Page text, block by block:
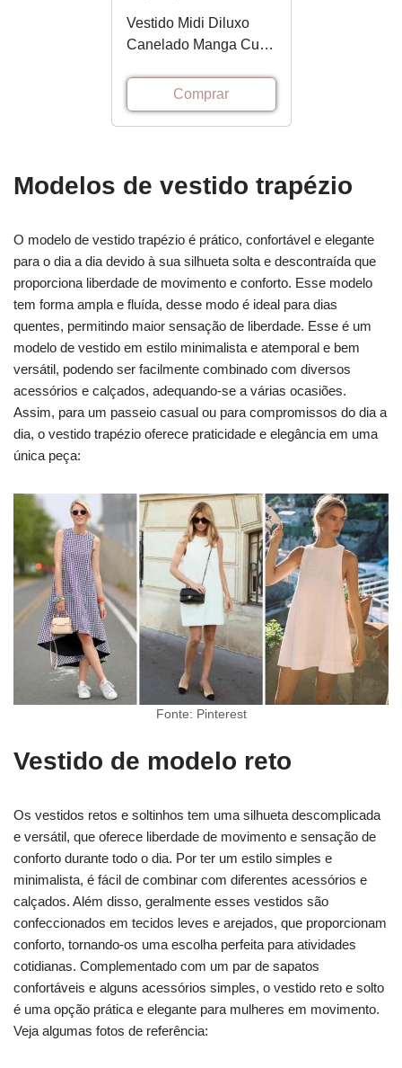
Vestido Midi Diluxo
Canelado Manga Curta
Comprar
Modelos de vestido trapézio
O modelo de vestido trapézio é prático, confortável e elegante
para o dia a dia devido à sua silhueta solta e descontraída que
proporciona liberdade de movimento e conforto. Esse modelo
tem forma ampla e fluída, desse modo é ideal para dias
quentes, permitindo maior sensação de liberdade. Esse é um
modelo de vestido em estilo minimalista e atemporal e bem
versátil, podendo ser facilmente combinado com diversos
acessórios e calçados, adequando-se a várias ocasiões.
Assim, para um passeio casual ou para compromissos do dia a
dia, o vestido trapézio oferece praticidade e elegância em uma
única peça:
Fonte: Pinterest
Vestido de modelo reto
Os vestidos retos e soltinhos tem uma silhueta descomplicada
e versátil, que oferece liberdade de movimento e sensação de
conforto durante todo o dia. Por ter um estilo simples e
minimalista, é fácil de combinar com diferentes acessórios e
calçados. Além disso, geralmente esses vestidos são
confeccionados em tecidos leves e arejados, que proporcionam
conforto, tornando-os uma escolha perfeita para atividades
cotidianas. Complementado com um par de sapatos
confortáveis e alguns acessórios simples, o vestido reto e solto
é uma opção prática e elegante para mulheres em movimento.
Veja algumas fotos de referência: